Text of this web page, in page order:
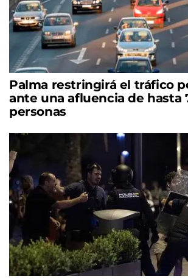
Palma restringirá el tráfico
ante una afluencia de hasta
personas